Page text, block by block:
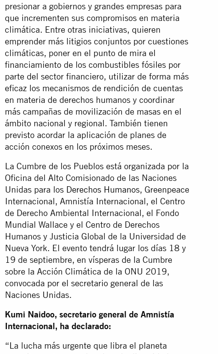
presionar a gobiernos y grandes empresas para
que incrementen sus compromisos en materia
climática. Entre otras iniciativas, quieren
emprender más litigios conjuntos por cuestiones
climáticas, poner en el punto de mira el
financiamiento de los combustibles fósiles por
parte del sector financiero, utilizar de forma más
eficaz los mecanismos de rendición de cuentas
en materia de derechos humanos y coordinar
más campañas de movilización de masas en el
ámbito nacional y regional. También tienen
previsto acordar la aplicación de planes de
acción conexos en los próximos meses.
La Cumbre de los Pueblos está organizada por la
Oficina del Alto Comisionado de las Naciones
Unidas para los Derechos Humanos, Greenpeace
Internacional, Amnistía Internacional, el Centro
de Derecho Ambiental Internacional, el Fondo
Mundial Wallace y el Centro de Derechos
Humanos y Justicia Global de la Universidad de
Nueva York. El evento tendrá lugar los días 18 y
19 de septiembre, en vísperas de la Cumbre
sobre la Acción Climática de la ONU 2019,
convocada por el secretario general de las
Naciones Unidas.
Kumi Naidoo, secretario general de Amnistía
Internacional, ha declarado:
“La lucha más urgente que libra el planeta